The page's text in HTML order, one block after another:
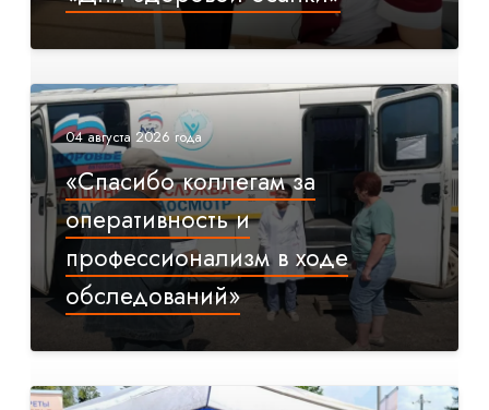
04 августа 2026 года
«Спасибо коллегам за
оперативность и
профессионализм в ходе
обследований»